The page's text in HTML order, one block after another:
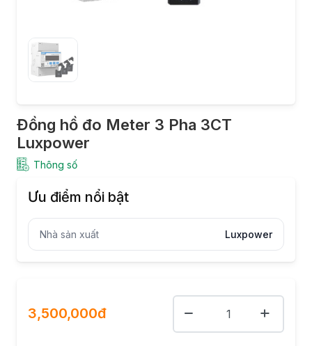
Đồng hồ đo Meter 3 Pha 3CT
Luxpower
Thông số
Ưu điểm nổi bật
Nhà sản xuất Luxpower
3,500,000đ